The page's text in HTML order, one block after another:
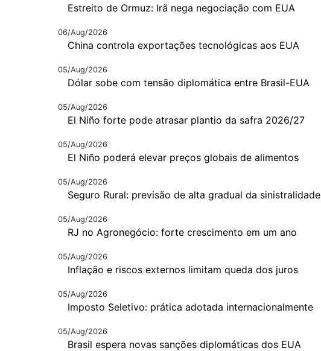
Estreito de Ormuz: Irã nega negociação com EUA
06/Aug/2026
China controla exportações tecnológicas aos EUA
05/Aug/2026
Dólar sobe com tensão diplomática entre Brasil-EUA
05/Aug/2026
El Niño forte pode atrasar plantio da safra 2026/27
05/Aug/2026
El Niño poderá elevar preços globais de alimentos
05/Aug/2026
Seguro Rural: previsão de alta gradual da sinistralidade
05/Aug/2026
RJ no Agronegócio: forte crescimento em um ano
05/Aug/2026
Inflação e riscos externos limitam queda dos juros
05/Aug/2026
Imposto Seletivo: prática adotada internacionalmente
05/Aug/2026
Brasil espera novas sanções diplomáticas dos EUA